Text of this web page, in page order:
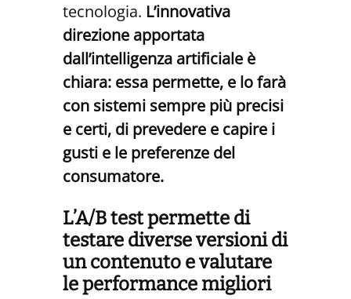
tecnologia. L’innovativa
direzione apportata
dall’intelligenza artificiale è
chiara: essa permette, e lo farà
con sistemi sempre più precisi
e certi, di prevedere e capire i
gusti e le preferenze del
consumatore.
L’A/B test permette di
testare diverse versioni di
un contenuto e valutare
le performance migliori